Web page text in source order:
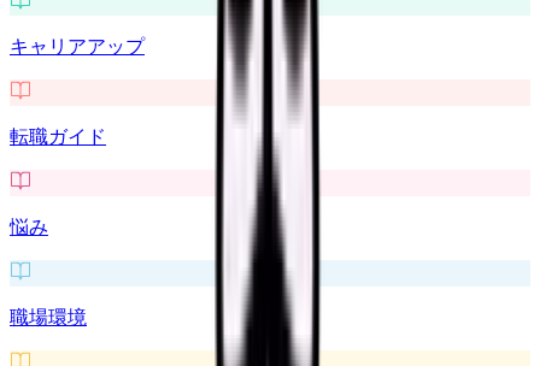
キャリアアップ
転職ガイド
悩み
職場環境